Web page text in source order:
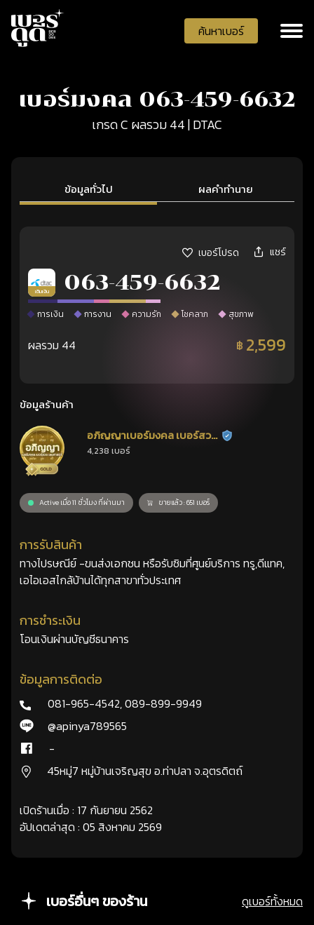
ค้นหาเบอร์
เบอร์มงคล 063-459-6632
เกรด C ผลรวม 44 | DTAC
ข้อมูลทั่วไป ผลคำทำนาย
เบอร์โปรด แชร์
เติมเงิน 063-459-6632
การเงิน การงาน ความรัก โชคลาภ สุขภาพ
ผลรวม 44 ฿ 2,599
ข้อมูลร้านค้า
อภิญญาเบอร์มงคล เบอร์สวย
เลขศาสตร์
ร้านยืนยันแล้ว
4,238 เบอร์
Active เมื่อ 11 ชั่วโมง ที่ผ่านมา ขายแล้ว : 651 เบอร์
การรับสินค้า
ทางไปรษณีย์ -ขนส่งเอกชน หรือรับซิมที่ศูนย์บริการ ทรู,ดีแทค,
เอไอเอสไกล้บ้านได้ทุกสาขาทั่วประเทศ
การชำระเงิน
โอนเงินผ่านบัญชีธนาคาร
ข้อมูลการติดต่อ
081-965-4542,089-899-9949
@apinya789565
-
45หมู่7 หมู่บ้านเจริญสุข อ.ท่าปลา จ.อุตรดิตถ์
เปิดร้านเมื่อ : 17 กันยายน 2562
อัปเดตล่าสุด : 05 สิงหาคม 2569
เบอร์อื่นๆ ของร้าน ดูเบอร์ทั้งหมด